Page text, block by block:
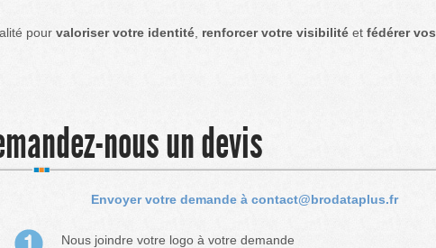
pour valoriser votre identité renforcer votre visibilité et fédérer vos
nous un devis
Envoyer votre demande à contact@brodataplus.fr
Nous joindre votre logo à votre demande